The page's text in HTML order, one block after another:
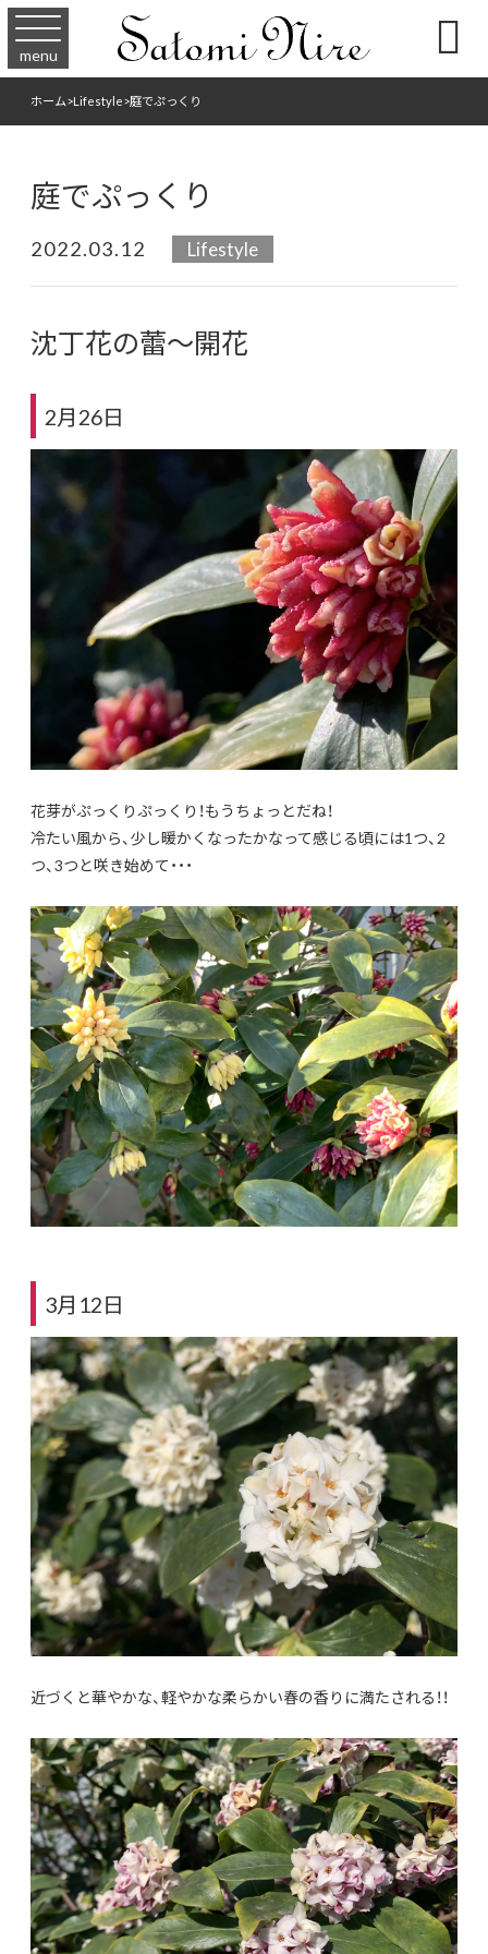
menu 
ホーム>Lifestyle>庭でぷっくり
庭でぷっくり
2022.03.12 Lifestyle
沈丁花の蕾〜開花
2月26日
花芽がぷっくりぷっくり！もうちょっとだね！
冷たい風から、少し暖かくなったかなって感じる頃には1つ、2
つ、3つと咲き始めて・・・
3月12日
近づくと華やかな、軽やかな柔らかい春の香りに満たされる！！